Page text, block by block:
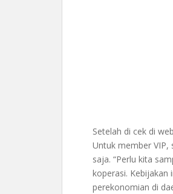
Setelah di cek di
Untuk member VIP,
saja. “Perlu kita
koperasi. Kebijakan
perekonomian di